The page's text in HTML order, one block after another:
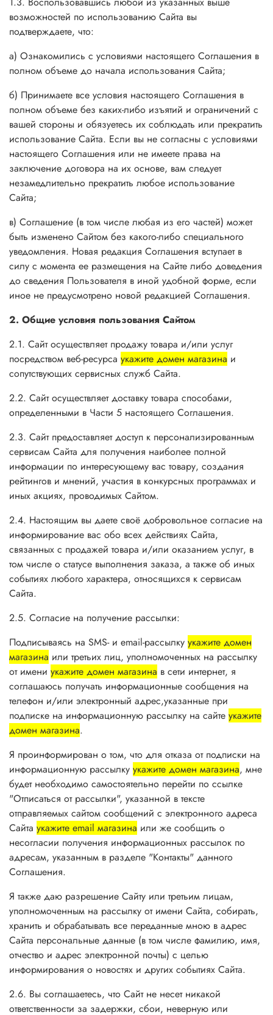
возможностей по использованию Сайта вы
подтверждаете, что:
а) Ознакомились с условиями настоящего Соглашения в
полном объеме до начала использования Сайта;
б) Принимаете все условия настоящего Соглашения в
полном объеме без каких-либо изъятий и ограничений с
вашей стороны и обязуетесь их соблюдать или прекратить
использование Сайта. Если вы не согласны с условиями
настоящего Соглашения или не имеете права на
заключение договора на их основе, вам следует
незамедлительно прекратить любое использование
Сайта;
в) Соглашение (в том числе любая из его частей) может
быть изменено Сайтом без какого-либо специального
уведомления. Новая редакция Соглашения вступает в
силу с момента ее размещения на Сайте либо доведения
до сведения Пользователя в иной удобной форме, если
иное не предусмотрено новой редакцией Соглашения.
2. Общие условия пользования Сайтом
2.1. Сайт осуществляет продажу товара и/или услуг
посредством веб-ресурса укажите домен магазина и
сопутствующих сервисных служб Сайта.
2.2. Сайт осуществляет доставку товара способами,
определенными в Части 5 настоящего Соглашения.
2.3. Сайт предоставляет доступ к персонализированным
сервисам Сайта для получения наиболее полной
информации по интересующему вас товару, создания
рейтингов и мнений, участия в конкурсных программах и
иных акциях, проводимых Сайтом.
2.4. Настоящим вы даете своё добровольное согласие на
информирование вас обо всех действиях Сайта,
связанных с продажей товара и/или оказанием услуг, в
том числе о статусе выполнения заказа, а также об иных
событиях любого характера, относящихся к сервисам
Сайта.
2.5. Согласие на получение рассылки:
Подписываясь на SMS- и email-рассылку укажите домен
магазина или третьих лиц, уполномоченных на рассылку
от имени укажите домен магазина в сети интернет, я
соглашаюсь получать информационные сообщения на
телефон и/или электронный адрес,указанные при
подписке на информационную рассылку на сайте укажите
домен магазина.
Я проинформирован о том, что для отказа от подписки на
информационную рассылку укажите домен магазина, мне
будет необходимо самостоятельно перейти по ссылке
"Отписаться от рассылки", указанной в тексте
отправляемых сайтом сообщений с электронного адреса
Сайта укажите email магазина или же сообщить о
несогласии получения информационных рассылок по
адресам, указанным в разделе "Контакты" данного
Соглашения.
Я также даю разрешение Сайту или третьим лицам,
уполномоченным на рассылку от имени Сайта, собирать,
хранить и обрабатывать все переданные мною в адрес
Сайта персональные данные (в том числе фамилию, имя,
отчество и адрес электронной почты) с целью
информирования о новостях и других событиях Сайта.
2.6. Вы соглашаетесь, что Сайт не несет никакой
ответственности за задержки, сбои, неверную или